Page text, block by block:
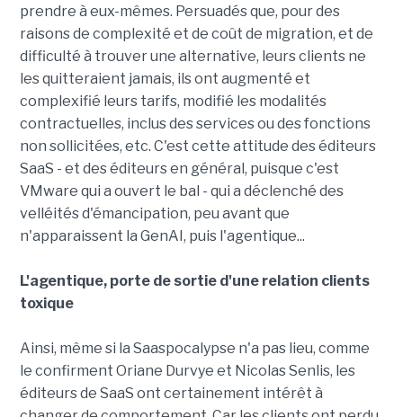
prendre à eux-mêmes. Persuadés que, pour des
raisons de complexité et de coût de migration, et de
difficulté à trouver une alternative, leurs clients ne
les quitteraient jamais, ils ont augmenté et
complexifié leurs tarifs, modifié les modalités
contractuelles, inclus des services ou des fonctions
non sollicitées, etc. C'est cette attitude des éditeurs
SaaS - et des éditeurs en général, puisque c'est
VMware qui a ouvert le bal - qui a déclenché des
velléités d'émancipation, peu avant que
n'apparaissent la GenAI, puis l'agentique...
L'agentique, porte de sortie d'une relation clients
toxique
Ainsi, même si la Saaspocalypse n'a pas lieu, comme
le confirment Oriane Durvye et Nicolas Senlis, les
éditeurs de SaaS ont certainement intérêt à